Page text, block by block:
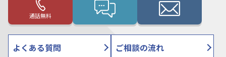
通話無料
よくある質問 ご相談の流れ